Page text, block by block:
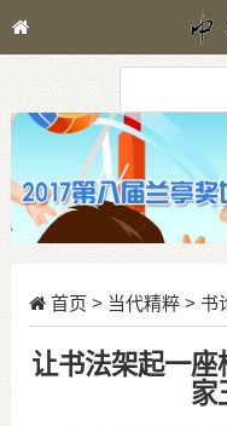
首页 > 当代精粹> 书
让书法架起一
家